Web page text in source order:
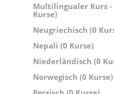
Multilingualer Kurs -
Kurse)
Neugriechisch (0
Nepali (0 Kurse)
Niederländisch (0
Norwegisch (0 Kurse)